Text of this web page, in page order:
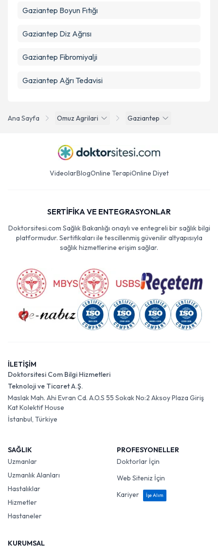
Ana Sayfa Omuz Agrilari Gaziantep
Gaziantep Boyun Fıtığı
Gaziantep Diz Ağrısı
Gaziantep Fibromiyalji
Gaziantep Ağrı Tedavisi
VideolarBlogOnline TerapiOnline Diyet
SERTİFİKA VE ENTEGRASYONLAR
Doktorsitesi.com Sağlık Bakanlığı onaylı ve entegreli bir sağlık bilgi
platformudur. Sertifikaları ile tescillenmiş güvenilir altyapısıyla
sağlık hizmetlerine erişim sağlar.
İLETİŞİM
Doktorsitesi Com Bilgi Hizmetleri
Teknoloji ve Ticaret A.Ş.
Maslak Mah. Ahi Evran Cd. A.O.S 55 Sokak No:2 Aksoy Plaza Giriş
Kat Kolektif House
İstanbul, Türkiye
SAĞLIK
Uzmanlar
Uzmanlık Alanları
Hastalıklar
Hizmetler
Hastaneler
PROFESYONELLER
Doktorlar İçin
Web Siteniz İçin
Kariyer
İşe Alım
KURUMSAL